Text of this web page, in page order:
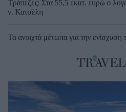
Τράπεζες: Στα 55,5 εκατ. ευρώ ο
ν. Κατσέλη
Τα ανοιχτά μέτωπα για την ενίσχυση